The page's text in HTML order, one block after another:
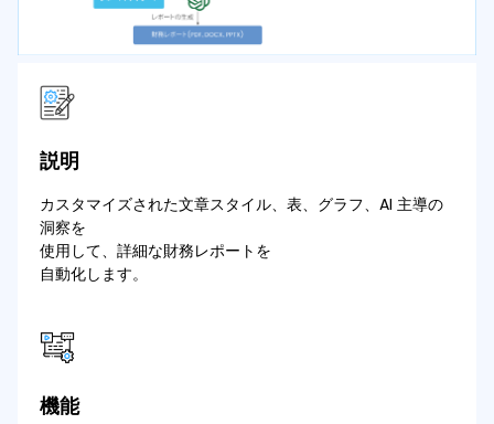
説明
カスタマイズされた文章スタイル、表、グラフ、AI 主導の
洞察を
使用して、詳細な財務レポートを
自動化します。
機能